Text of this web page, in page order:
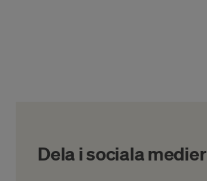
Dela i sociala medier